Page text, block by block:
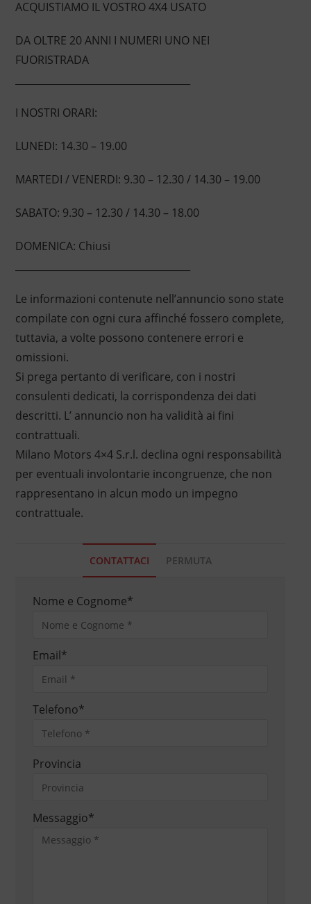
ACQUISTIAMO IL VOSTRO 4X4 USATO
DA OLTRE 20 ANNI I NUMERI UNO NEI
FUORISTRADA
I NOSTRI ORARI:
LUNEDI: 14.30 – 19.00
MARTEDI / VENERDI: 9.30 – 12.30 / 14.30 – 19.00
SABATO: 9.30 – 12.30 / 14.30 – 18.00
DOMENICA: Chiusi
Le informazioni contenute nell’annuncio sono state
compilate con ogni cura affinché fossero complete,
tuttavia, a volte possono contenere errori e
omissioni.
Si prega pertanto di verificare, con i nostri
consulenti dedicati, la corrispondenza dei dati
descritti. L’ annuncio non ha validità ai fini
contrattuali.
Milano Motors 4×4 S.r.l. declina ogni responsabilità
per eventuali involontarie incongruenze, che non
rappresentano in alcun modo un impegno
contrattuale.
CONTATTACI PERMUTA
Nome e Cognome*
Email*
Telefono*
Provincia
Messaggio*